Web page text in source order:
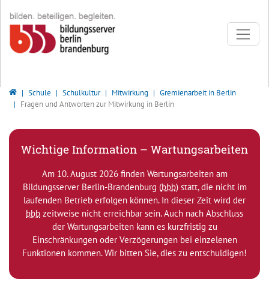
Bildungsserver Berlin - Brandenburg
Schule Schulkultur Mitwirkung
Gremienarbeit in Berlin
Fragen und Antworten zur Mitwirkung in Berlin
Wichtige Information – Wartungsarbeiten
Am 10. August 2026 finden Wartungsarbeiten am
Bildungsserver Berlin-Brandenburg (bbb) statt, die nicht im
laufenden Betrieb erfolgen können. In dieser Zeit wird der
bbb zeitweise nicht erreichbar sein. Auch nach Abschluss
der Wartungsarbeiten kann es kurzfristig zu
Einschränkungen oder Verzögerungen bei einzelenen
Funktionen kommen. Wir bitten Sie, dies zu entschuldigen!